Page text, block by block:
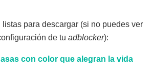
para descargar (si no puedes ver
de tu adblocker):
con color que alegran la vida